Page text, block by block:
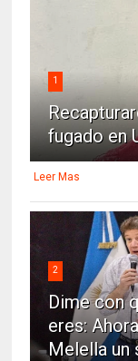
1
fugado en
Leer Mas
2
Dime con
eres:
Melella